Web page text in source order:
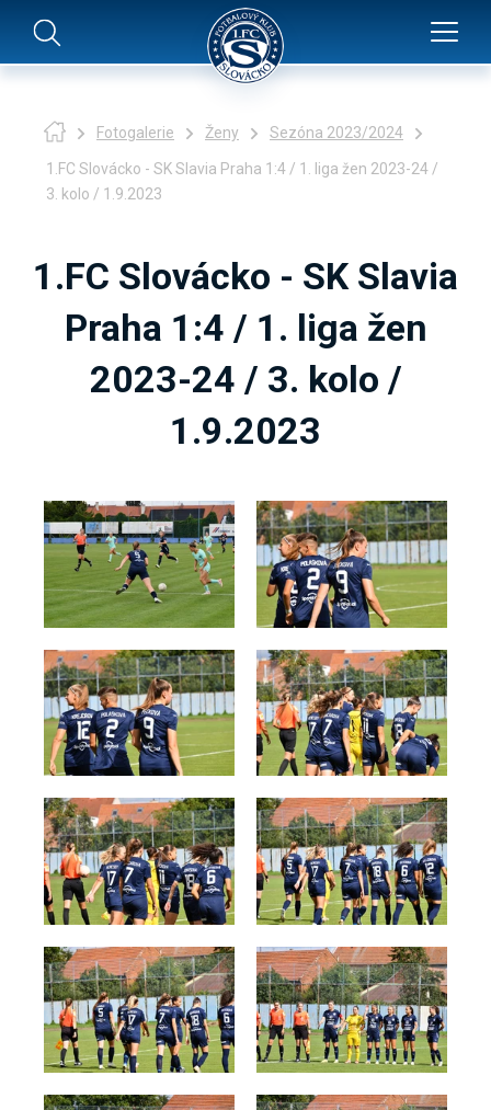
Fotogalerie Ženy Sezóna 2023/2024
1.FC Slovácko - SK Slavia Praha 1:4 / 1. liga žen 2023-24 /
3. kolo / 1.9.2023
1.FC Slovácko - SK Slavia
Praha 1:4 / 1. liga žen
2023-24 / 3. kolo /
1.9.2023